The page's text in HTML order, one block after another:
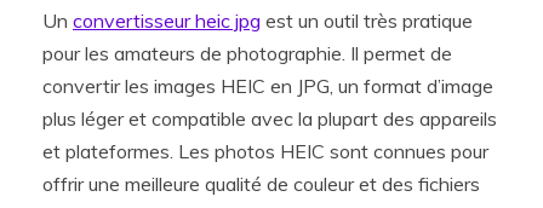
Un convertisseur heic jpg est un outil très pratique
pour les amateurs de photographie. Il permet de
convertir les images HEIC en JPG, un format d’image
plus léger et compatible avec la plupart des appareils
et plateformes. Les photos HEIC sont connues pour
offrir une meilleure qualité de couleur et des fichiers